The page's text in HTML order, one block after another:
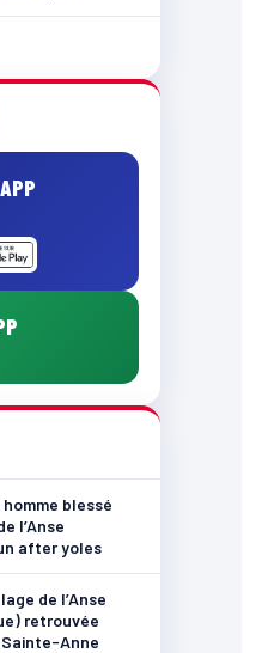
blessé
l’Anse
after yoles
de l’Anse
retrouvée
Anne